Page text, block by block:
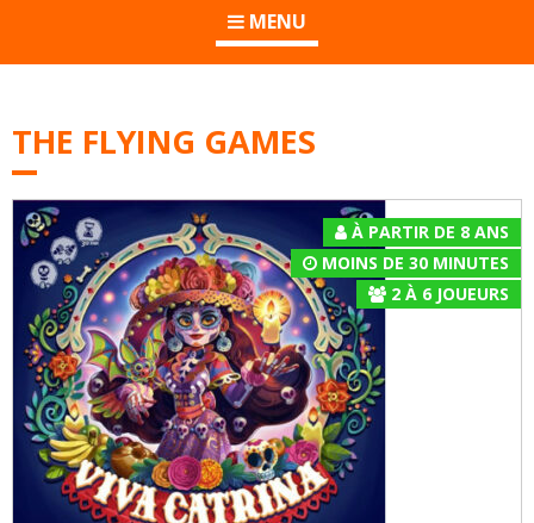
MENU
THE FLYING GAMES
À PARTIR DE 8 ANS
MOINS DE 30 MINUTES
2À 6JOUEURS